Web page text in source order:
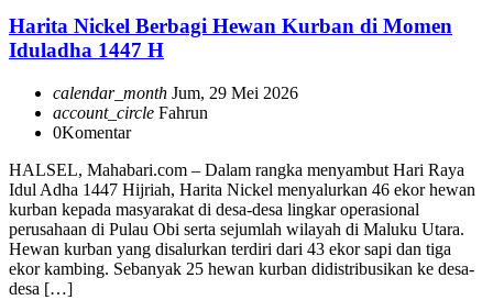
Harita Nickel Berbagi Hewan Kurban di Momen
Iduladha 1447 H
calendar_month Jum, 29 Mei 2026
account_circle Fahrun
0Komentar
HALSEL, Mahabari.com – Dalam rangka menyambut Hari Raya
Idul Adha 1447 Hijriah, Harita Nickel menyalurkan 46 ekor hewan
kurban kepada masyarakat di desa-desa lingkar operasional
perusahaan di Pulau Obi serta sejumlah wilayah di Maluku Utara.
Hewan kurban yang disalurkan terdiri dari 43 ekor sapi dan tiga
ekor kambing. Sebanyak 25 hewan kurban didistribusikan ke desa-
desa […]